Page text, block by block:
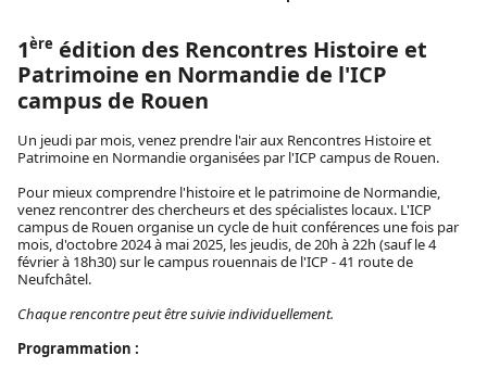
1ère édition des Rencontres Histoire et
Patrimoine en Normandie de l'ICP
campus de Rouen
Un jeudi par mois, venez prendre l'air aux Rencontres Histoire et
Patrimoine en Normandie organisées par l'ICP campus de Rouen.
Pour mieux comprendre l'histoire et le patrimoine de Normandie,
venez rencontrer des chercheurs et des spécialistes locaux. L'ICP
campus de Rouen organise un cycle de huit conférences une fois par
mois, d'octobre 2024 à mai 2025, les jeudis, de 20h à 22h (sauf le 4
février à 18h30) sur le campus rouennais de l'ICP - 41 route de
Neufchâtel.
Chaque rencontre peut être suivie individuellement.
Programmation :